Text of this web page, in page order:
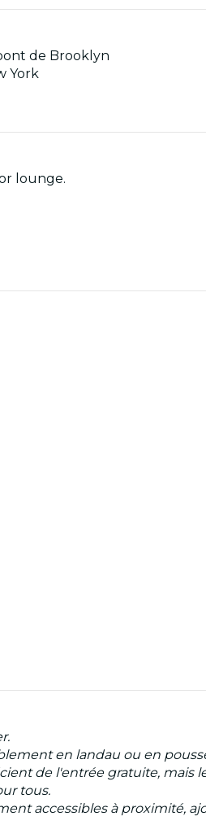
de Brooklyn
York
lounge.
en landau ou en
de l'entrée gratuite, mais
tous.
accessibles à proximité,